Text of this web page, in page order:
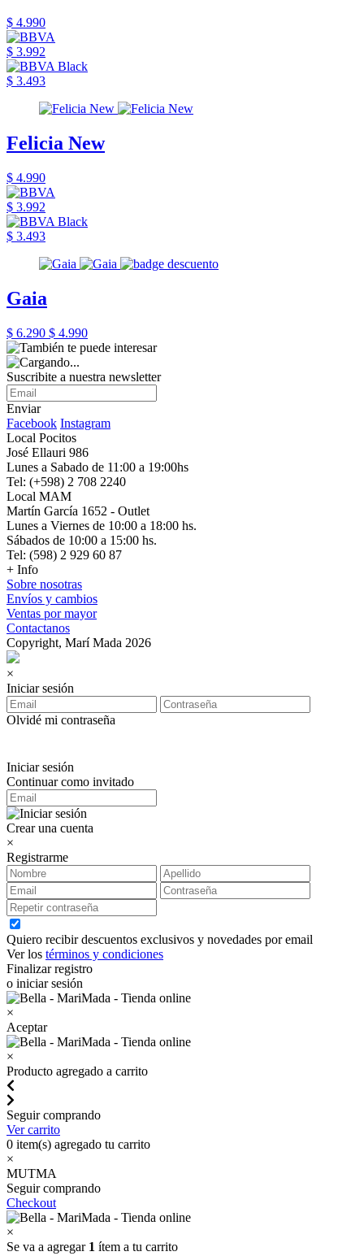
$ 4.990
$ 3.992
$ 3.493
Felicia New
$ 4.990
$ 3.992
$ 3.493
Gaia
$ 6.290 $ 4.990
Suscribite a nuestra newsletter
Enviar
Facebook Instagram
Local Pocitos
José Ellauri 986
Lunes a Sabado de 11:00 a 19:00hs
Tel: (+598) 2 708 2240
Local MAM
Martín García 1652 - Outlet
Lunes a Viernes de 10:00 a 18:00 hs.
Sábados de 10:00 a 15:00 hs.
Tel: (598) 2 929 60 87
+ Info
Sobre nosotras
Envíos y cambios
Ventas por mayor
Contactanos
Copyright, Marí Mada 2026
×
Iniciar sesión
Olvidé mi contraseña
Iniciar sesión
Continuar como invitado
Crear una cuenta
×
Registrarme
Quiero recibir descuentos exclusivos y novedades por email
Ver los términos y condiciones
Finalizar registro
o iniciar sesión
×
Aceptar
×
Producto agregado a carrito
Seguir comprando
Ver carrito
0 item(s) agregado tu carrito
×
MUTMA
Seguir comprando
Checkout
×
Se va a agregar 1 ítem a tu carrito